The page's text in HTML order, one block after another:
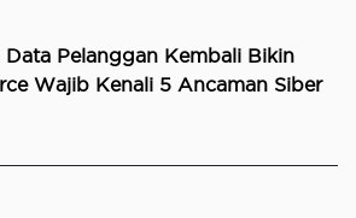
Data Pelanggan Kembali Bikin
Wajib Kenali 5 Ancaman Siber